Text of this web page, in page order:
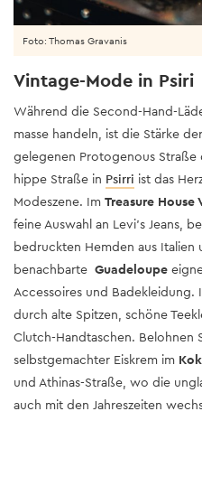
Vintage-Mode in Psiri
Während die Second-Hand-
masse handeln, ist die Stärke
gelegenen Protogenous Straße
hippe Straße in Psirri ist das
Modeszene. Im Treasure House
feine Auswahl an Levi’s Jeans,
bedruckten Hemden aus Italien
benachbarte Guadeloupe
Accessoires und Badekleidung.
durch alte Spitzen, schöne
Clutch-Handtaschen. Belohnen
selbstgemachter Eiskrem im
und Athinas-Straße, wo die
auch mit den Jahreszeiten
Foto: Thomas Gravanis